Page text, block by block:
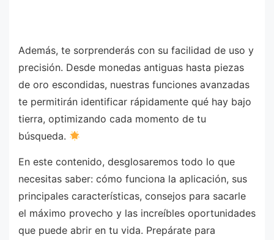
Además, te sorprenderás con su facilidad de uso y
precisión. Desde monedas antiguas hasta piezas
de oro escondidas, nuestras funciones avanzadas
te permitirán identificar rápidamente qué hay bajo
tierra, optimizando cada momento de tu
búsqueda.
En este contenido, desglosaremos todo lo que
necesitas saber: cómo funciona la aplicación, sus
principales características, consejos para sacarle
el máximo provecho y las increíbles oportunidades
que puede abrir en tu vida. Prepárate para